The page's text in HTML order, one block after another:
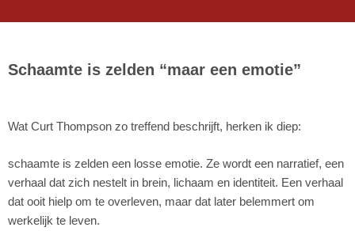
Schaamte is zelden “maar een emotie”
Wat Curt Thompson zo treffend beschrijft, herken ik diep:
schaamte is zelden een losse emotie. Ze wordt een narratief, een
verhaal dat zich nestelt in brein, lichaam en identiteit. Een verhaal
dat ooit hielp om te overleven, maar dat later belemmert om
werkelijk te leven.